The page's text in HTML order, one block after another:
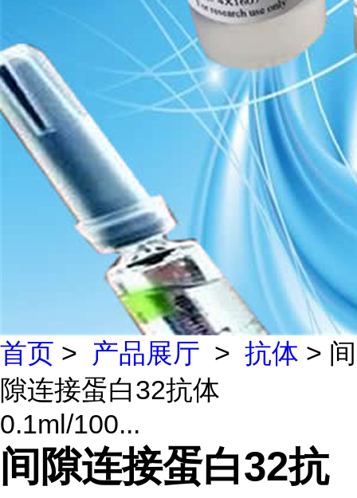
首页 > 产品展厅 > 抗体 > 间
隙连接蛋白32抗体
0.1ml/100...
间隙连接蛋白32抗